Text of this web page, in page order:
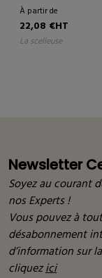
À partir de
22,08 €HT
la scelleuse
Newsletter
Soyez au courant
nos Experts !
Vous pouvez à
désabonnement
d’information sur
cliquezici